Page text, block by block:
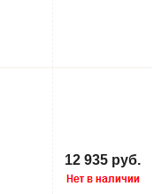
12 935 руб.